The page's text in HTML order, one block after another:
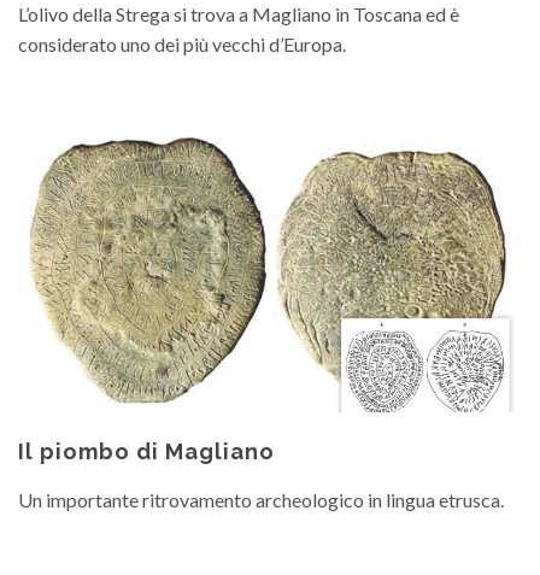
L’olivo della Strega si trova a Magliano in Toscana ed è
considerato uno dei più vecchi d’Europa.
Il piombo di Magliano
Un importante ritrovamento archeologico in lingua etrusca.